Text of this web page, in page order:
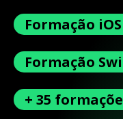
Formação
Formação
+ 35